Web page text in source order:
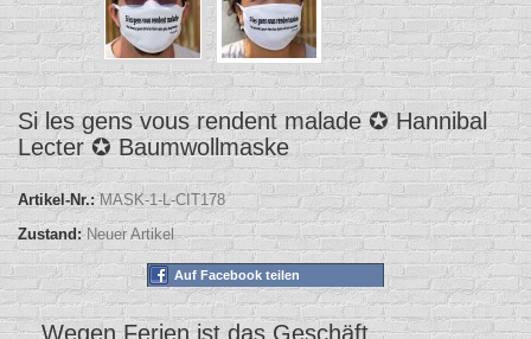
Si les gens vous rendent malade ✪ Hannibal
Lecter ✪ Baumwollmaske
Artikel-Nr.: MASK-1-L-CIT178
Zustand: Neuer Artikel
Auf Facebook teilen
Wegen Ferien ist das Geschäft